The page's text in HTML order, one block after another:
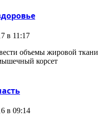
в 11:17
объемы жировой ткани
корсет
в 09:14